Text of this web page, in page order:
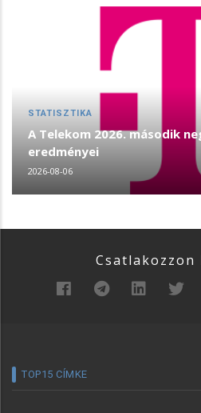
STATISZTIKA
A Telekom 2026. második
eredményei
2026-08-06
Csatlakozzon
TOP15 CÍMKE